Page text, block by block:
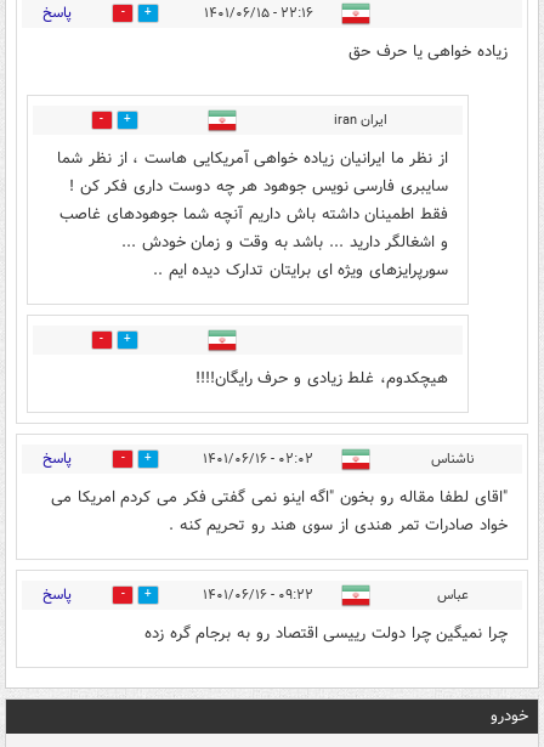
۲۲:۱۶ - ۱۴۰۱/۰۶/۱۵ 0 پاسخ
زیاده خواهی یا حرف حق
ایران iran 1
از نظر ما ایرانیان زیاده خواهی آمریکایی هاست ، از نظر شما
سایبری فارسی نویس جوهود هر چه دوست داری فکر کن !
فقط اطمینان داشته باش داریم آنچه شما جوهودهای غاصب
و اشغالگر دارید ... باشد به وقت و زمان خودش ...
سورپرایزهای ویژه ای برایتان تدارک دیده ایم ..
0
هیچکدوم، غلط زیادی و حرف رایگان!!!!
ناشناس ۰۲:۰۲ - ۱۴۰۱/۰۶/۱۶ 0 پاسخ
"اقای لطفا مقاله رو بخون "اگه اینو نمی گفتی فکر می کردم امریکا می
خواد صادرات تمر هندی از سوی هند رو تحریم کنه .
عباس ۰۹:۲۲ - ۱۴۰۱/۰۶/۱۶ 0 پاسخ
چرا نمیگین چرا دولت رییسی اقتصاد رو به برجام گره زده
خودرو